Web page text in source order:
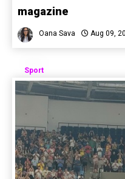
magazine
Oana Sava Aug 09,
Sport